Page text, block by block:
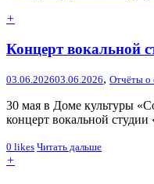
+
Концерт вокальной
03.06.202603.06.2026, Отчёты о
30 мая в Доме культуры
концерт вокальной студии
0 likes Читать дальше
+